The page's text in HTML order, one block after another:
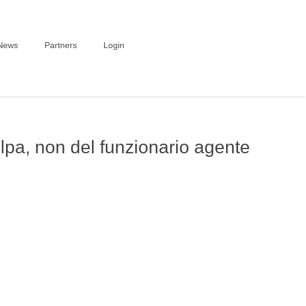
Partners Login
non del funzionario agente